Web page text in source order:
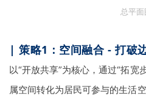
总平面
|策略1：空间融合 - 打破
以“开放共享”为核心，通过“拓宽
属空间转化为居民可参与的生活